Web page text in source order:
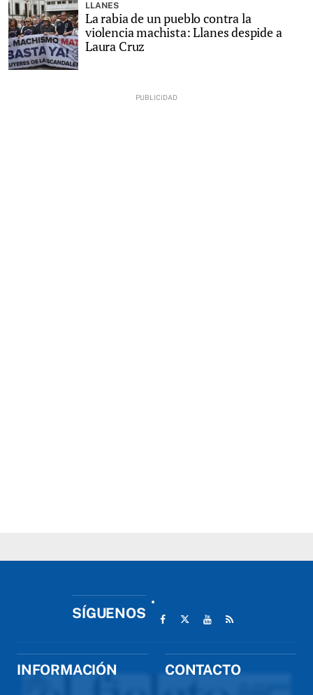
LLANES
La rabia de un pueblo contra la
violencia machista: Llanes despide a
Laura Cruz
SÍGUENOS
INFORMACIÓN CONTACTO